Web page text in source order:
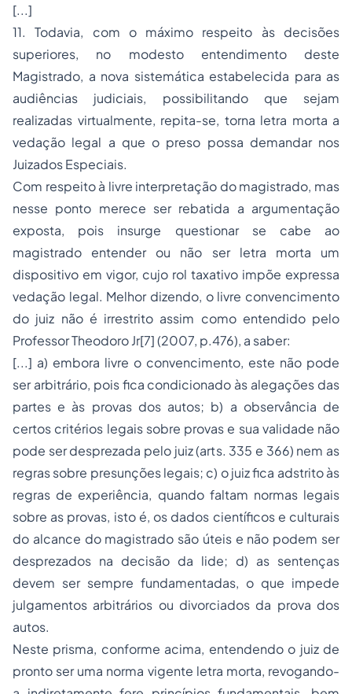
[...]
11. Todavia, com o máximo respeito às decisões
superiores, no modesto entendimento deste
Magistrado, a nova sistemática estabelecida para as
audiências judiciais, possibilitando que sejam
realizadas virtualmente, repita-se, torna letra morta a
vedação legal a que o preso possa demandar nos
Juizados Especiais.
Com respeito à livre interpretação do magistrado, mas
nesse ponto merece ser rebatida a argumentação
exposta, pois insurge questionar se cabe ao
magistrado entender ou não ser letra morta um
dispositivo em vigor, cujo rol taxativo impõe expressa
vedação legal. Melhor dizendo, o livre convencimento
do juiz não é irrestrito assim como entendido pelo
Professor Theodoro Jr[7] (2007, p.476), a saber:
[...] a) embora livre o convencimento, este não pode
ser arbitrário, pois fica condicionado às alegações das
partes e às provas dos autos; b) a observância de
certos critérios legais sobre provas e sua validade não
pode ser desprezada pelo juiz (arts. 335 e 366) nem as
regras sobre presunções legais; c) o juiz fica adstrito às
regras de experiência, quando faltam normas legais
sobre as provas, isto é, os dados científicos e culturais
do alcance do magistrado são úteis e não podem ser
desprezados na decisão da lide; d) as sentenças
devem ser sempre fundamentadas, o que impede
julgamentos arbitrários ou divorciados da prova dos
autos.
Neste prisma, conforme acima, entendendo o juiz de
pronto ser uma norma vigente letra morta, revogando-